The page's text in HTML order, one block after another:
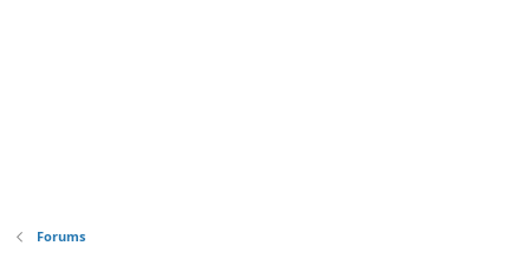
Forums